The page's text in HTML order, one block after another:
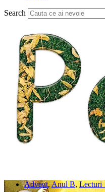
Search
Advent,Anul B, Lecturi